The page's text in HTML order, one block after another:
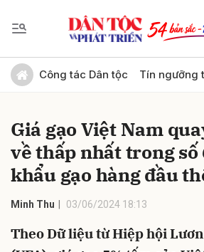
Công tác Dân tộc Tín ngưỡng
Giá gạo Việt Nam
về thấp nhất trong số
khẩu gạo hàng đầu
Minh Thu 03/06/2024 18:13
Theo Dữ liệu từ Hiệp hội
Gửi bình luận